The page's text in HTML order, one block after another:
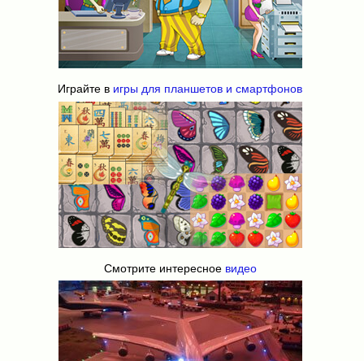
Играйте в игры для планшетов и смартфонов
Смотрите интересное видео